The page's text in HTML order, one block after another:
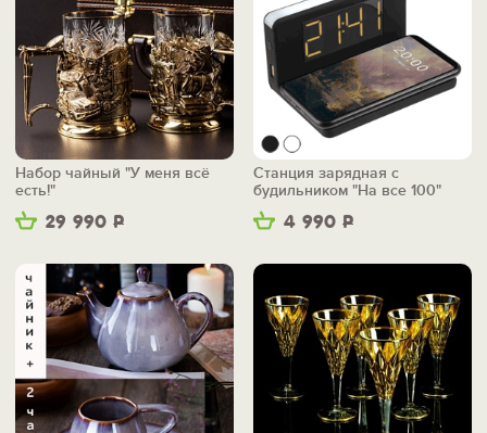
29 990 Р
Набор чайный "У меня всё
есть!"
4 990 Р
Станция зарядная с
будильником "На все 100"